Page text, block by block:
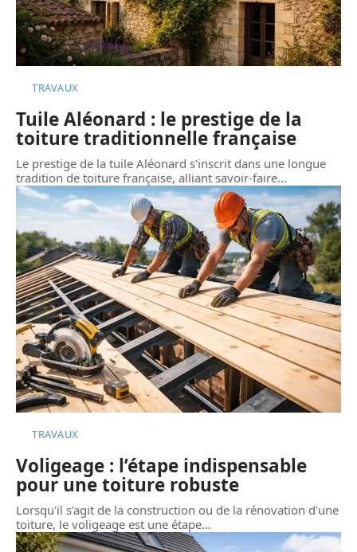
TRAVAUX
Tuile Aléonard : le prestige de la
toiture traditionnelle française
Le prestige de la tuile Aléonard s'inscrit dans une longue
tradition de toiture française, alliant savoir-faire…
TRAVAUX
Voligeage : l’étape indispensable
pour une toiture robuste
Lorsqu'il s'agit de la construction ou de la rénovation d'une
toiture, le voligeage est une étape…